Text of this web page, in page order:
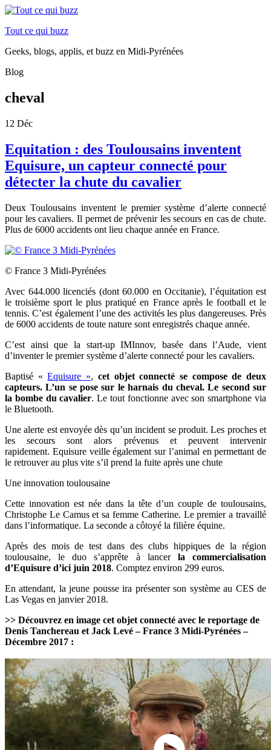
Tout ce qui buzz
Geeks, blogs, applis, et buzz en Midi-Pyrénées
Blog
cheval
12 Déc
Equitation : des Toulousains inventent
Equisure, un capteur connecté pour
détecter la chute du cavalier
Deux Toulousains inventent le premier système d’alerte connecté
pour les cavaliers. Il permet de prévenir les secours en cas de chute.
Plus de 6000 accidents ont lieu chaque année en France.
© France 3 Midi-Pyrénées
Avec 644.000 licenciés (dont 60.000 en Occitanie), l’équitation est
le troisième sport le plus pratiqué en France après le football et le
tennis. C’est également l’une des activités les plus dangereuses. Près
de 6000 accidents de toute nature sont enregistrés chaque année.
C’est ainsi que la start-up IMInnov, basée dans l’Aude, vient
d’inventer le premier système d’alerte connecté pour les cavaliers.
Baptisé «Equisure », cet objet connecté se compose de deux
capteurs. L’un se pose sur le harnais du cheval. Le second sur
la bombe du cavalier. Le tout fonctionne avec son smartphone via
le Bluetooth.
Une alerte est envoyée dès qu’un incident se produit. Les proches et
les secours sont alors prévenus et peuvent intervenir
rapidement. Equisure veille également sur l’animal en permettant de
le retrouver au plus vite s’il prend la fuite après une chute
Une innovation toulousaine
Cette innovation est née dans la tête d’un couple de toulousains,
Christophe Le Camus et sa femme Catherine. Le premier a travaillé
dans l’informatique. La seconde a côtoyé la filière équine.
Après des mois de test dans des clubs hippiques de la région
toulousaine, le duo s’apprête à lancer la commercialisation
d’Equisure d’ici juin 2018. Comptez environ 299 euros.
En attendant, la jeune pousse ira présenter son système au CES de
Las Vegas en janvier 2018.
>> Découvrez en image cet objet connecté avec le reportage de
Denis Tanchereau et Jack Levé – France 3 Midi-Pyrénées –
Décembre 2017 :